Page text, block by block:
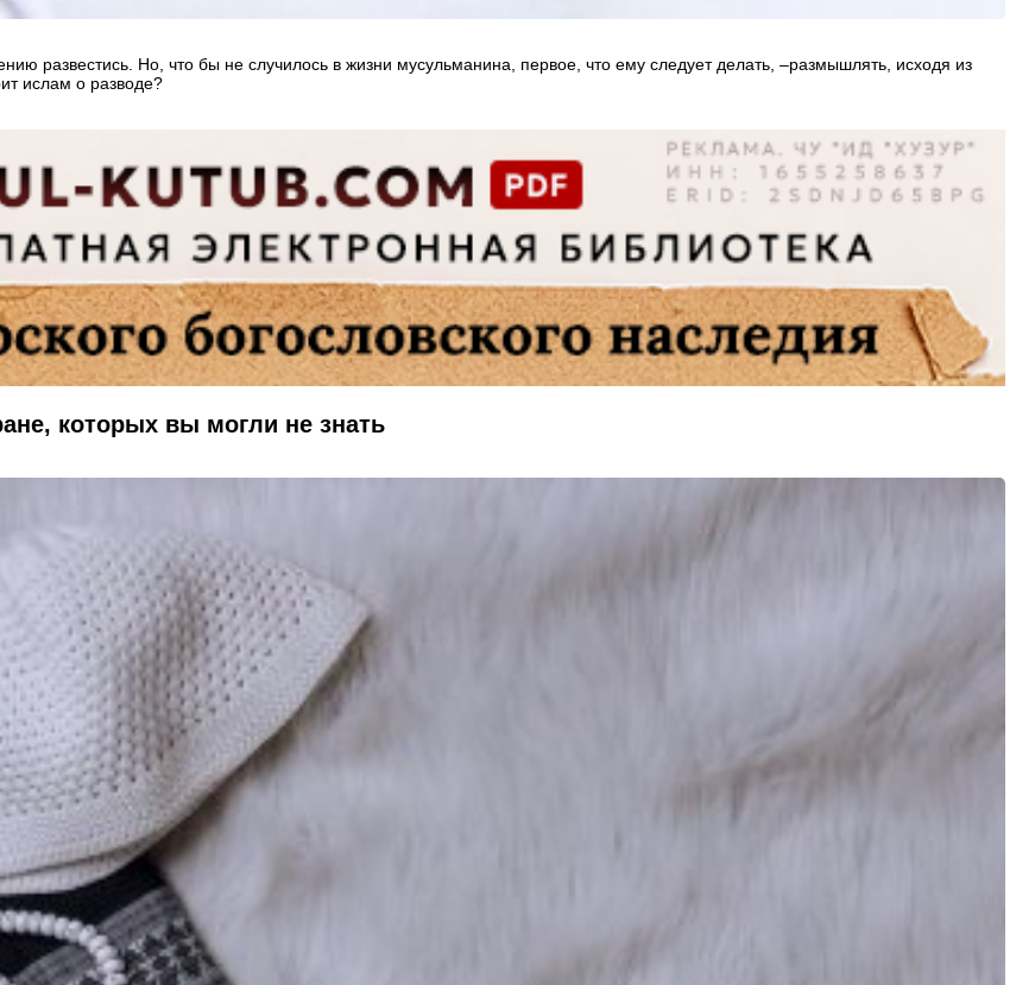
развестись. Но, что бы не случилось в жизни мусульманина, первое, что ему следует делать, –размышлять, исходя из
ислам о разводе?
которых вы могли не знать